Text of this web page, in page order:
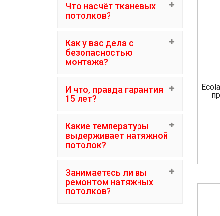
Что насчёт тканевых
потолков?
Как у вас дела с
безопасностью
монтажа?
И что, правда гарантия
15 лет?
Какие температуры
выдерживает натяжной
потолок?
Занимаетесь ли вы
ремонтом натяжных
потолков?